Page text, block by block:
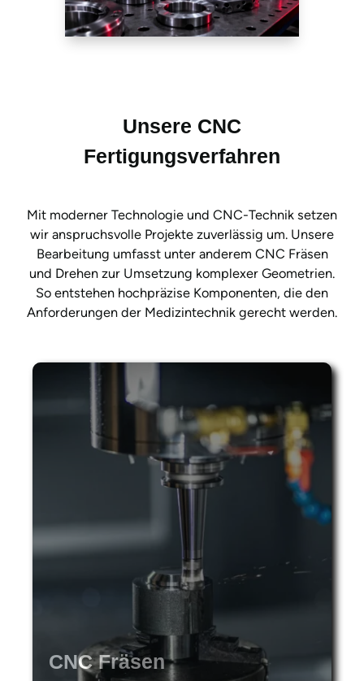
Unsere CNC
Fertigungsverfahren
Mit moderner Technologie und CNC-Technik setzen
wir anspruchsvolle Projekte zuverlässig um. Unsere
Bearbeitung umfasst unter anderem CNC Fräsen
und Drehen zur Umsetzung komplexer Geometrien.
So entstehen hochpräzise Komponenten, die den
Anforderungen der Medizintechnik gerecht werden.
CNC Fräsen